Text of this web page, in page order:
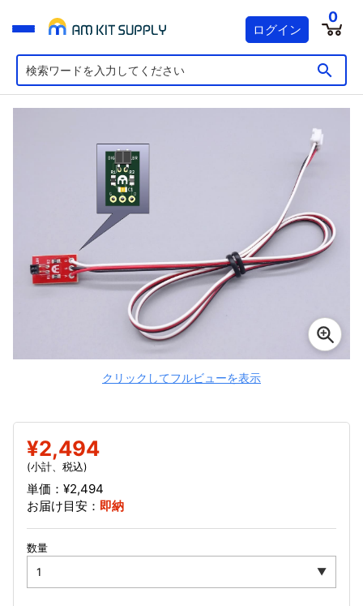
ログイン
0
クリックしてフルビューを表示
¥2,494
(小計、税込)
単価：¥2,494
お届け目安： 即納
数量